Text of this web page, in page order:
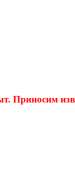
Приносим